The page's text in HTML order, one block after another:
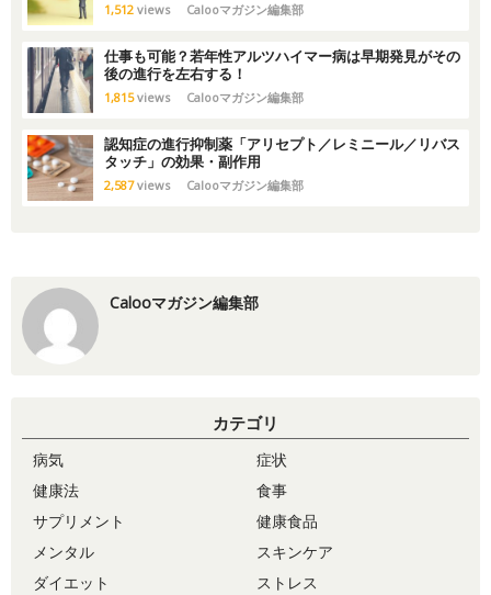
1,512 views Calooマガジン編集部
仕事も可能？若年性アルツハイマー病は早期発見がその
後の進行を左右する！
1,815 views Calooマガジン編集部
認知症の進行抑制薬「アリセプト／レミニール／リバス
タッチ」の効果・副作用
2,587 views Calooマガジン編集部
Calooマガジン編集部
カテゴリ
病気
症状
健康法
食事
サプリメント
健康食品
メンタル
スキンケア
ダイエット
ストレス